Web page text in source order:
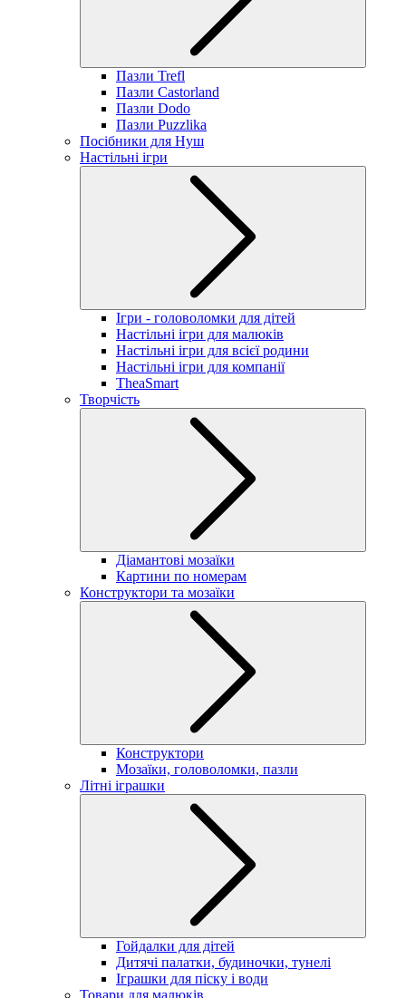
Пазли Trefl
Пазли Castorland
Пазли Dodo
Пазли Puzzlika
Посібники для Нуш
Настільні ігри
Ігри - головоломки для дітей
Настільні ігри для малюків
Настільні ігри для всієї родини
Настільні ігри для компанії
TheaSmart
Творчість
Діамантові мозаїки
Картини по номерам
Конструктори та мозаїки
Конструктори
Мозаїки, головоломки, пазли
Літні іграшки
Гойдалки для дітей
Дитячі палатки, будиночки, тунелі
Іграшки для піску і води
Товари для малюків